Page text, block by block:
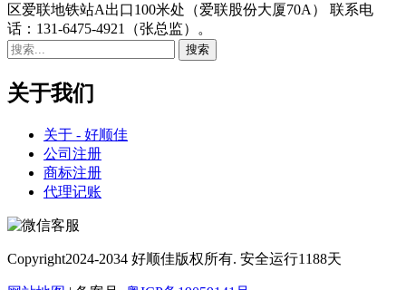
区爱联地铁站A出口100米处（爱联股份大厦70A） 联系电
话：131-6475-4921（张总监）。
关于我们
关于 - 好顺佳
公司注册
商标注册
代理记账
Copyright2024-2034 好顺佳版权所有. 安全运行1188天